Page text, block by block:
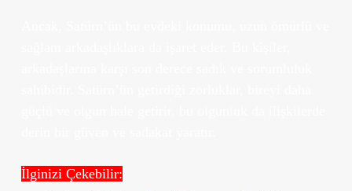
İlginizi Çekebilir: